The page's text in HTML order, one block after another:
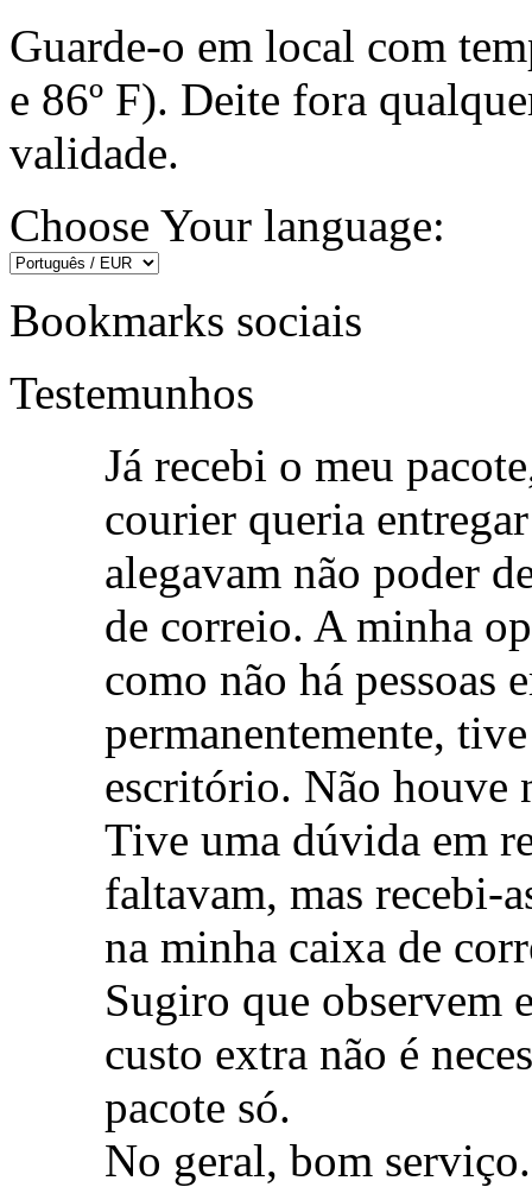
Guarde-o em local com
e 86º F). Deite fora
validade.
Choose Your language:
Bookmarks sociais
Testemunhos
Já recebi o meu
courier queria
alegavam não poder
de correio. A minha
como não há pessoas
permanentemente,
escritório. Não houve
Tive uma dúvida em
faltavam, mas recebi-
na minha caixa de
Sugiro que observem
custo extra não é
pacote só.
No geral, bom